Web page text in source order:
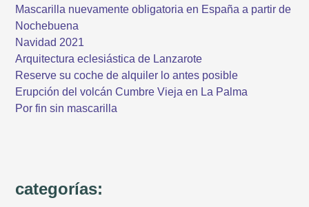
Mascarilla nuevamente obligatoria en España a partir de
Nochebuena
Navidad 2021
Arquitectura eclesiástica de Lanzarote
Reserve su coche de alquiler lo antes posible
Erupción del volcán Cumbre Vieja en La Palma
Por fin sin mascarilla
categorías: